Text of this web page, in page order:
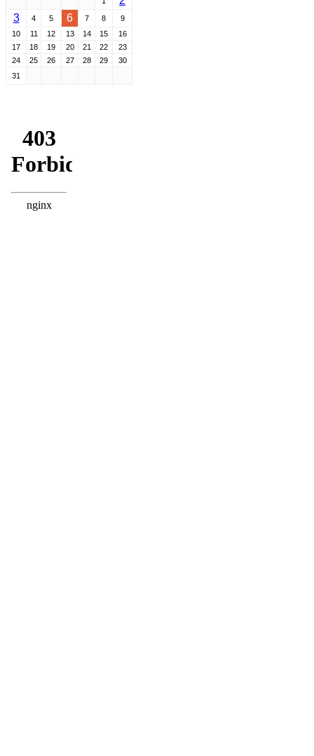
3
4 5 6 7 8
9
10
11 12 13 14 15
16
17
18 19 20 21 22
23
24
25 26 27 28 29
30
31